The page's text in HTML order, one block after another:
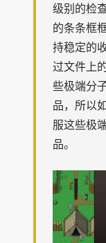
级别的检
的条条框
持稳定的
过文件上
些极端分
品，所以
服这些极
品。